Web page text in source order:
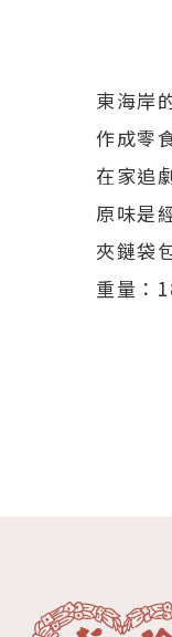
東海岸
作成零
在家追
原味是
夾鏈袋
重量：